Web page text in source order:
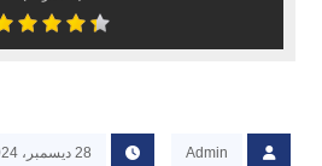
Admin 28 ديسمبر، 2024